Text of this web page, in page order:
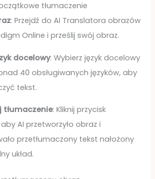
tłumaczenie
: Przejdź do AI Translatora obrazów
Online i prześlij swój obraz.
docelowy: Wybierz język docelowy
40 obsługiwanych języków, aby
tekst.
tłumaczenie: Kliknij przycisk
aby AI przetworzyło obraz i
przetłumaczony tekst nałożony
układ.